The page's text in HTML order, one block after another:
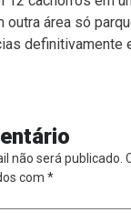
outra área só
definitivamente
não será publicado.
com *